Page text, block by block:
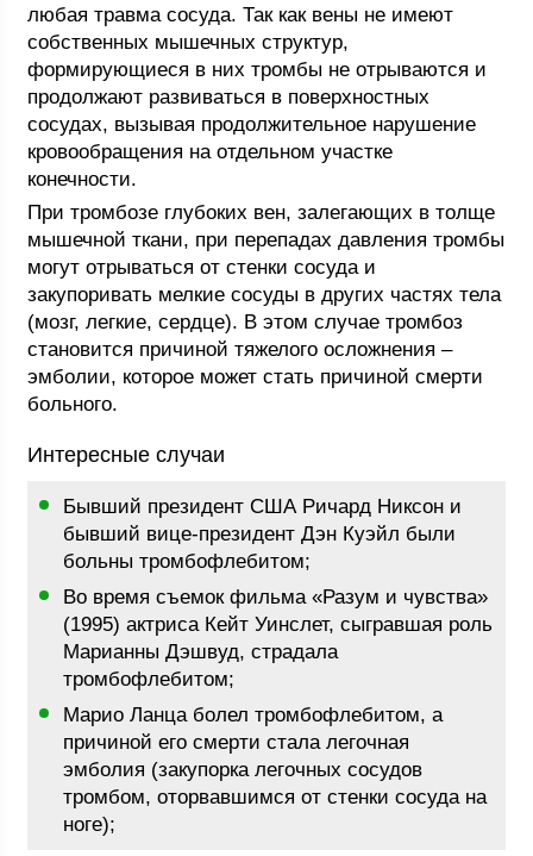
любая травма сосуда. Так как вены не имеют
собственных мышечных структур,
формирующиеся в них тромбы не отрываются и
продолжают развиваться в поверхностных
сосудах, вызывая продолжительное нарушение
кровообращения на отдельном участке
конечности.
При тромбозе глубоких вен, залегающих в толще
мышечной ткани, при перепадах давления тромбы
могут отрываться от стенки сосуда и
закупоривать мелкие сосуды в других частях тела
(мозг, легкие, сердце). В этом случае тромбоз
становится причиной тяжелого осложнения –
эмболии, которое может стать причиной смерти
больного.
Интересные случаи
Бывший президент США Ричард Никсон и
бывший вице-президент Дэн Куэйл были
больны тромбофлебитом;
Во время съемок фильма «Разум и чувства»
(1995) актриса Кейт Уинслет, сыгравшая роль
Марианны Дэшвуд, страдала
тромбофлебитом;
Марио Ланца болел тромбофлебитом, а
причиной его смерти стала легочная
эмболия (закупорка легочных сосудов
тромбом, оторвавшимся от стенки сосуда на
ноге);